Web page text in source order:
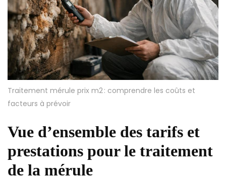
Traitement mérule prix m2 : comprendre les coûts et
facteurs à prévoir
Vue d’ensemble des tarifs et
prestations pour le traitement
de la mérule